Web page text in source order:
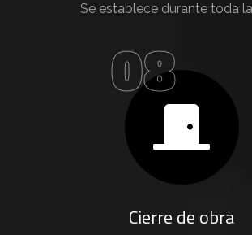
Se establece durante toda
08
Cierre de obra